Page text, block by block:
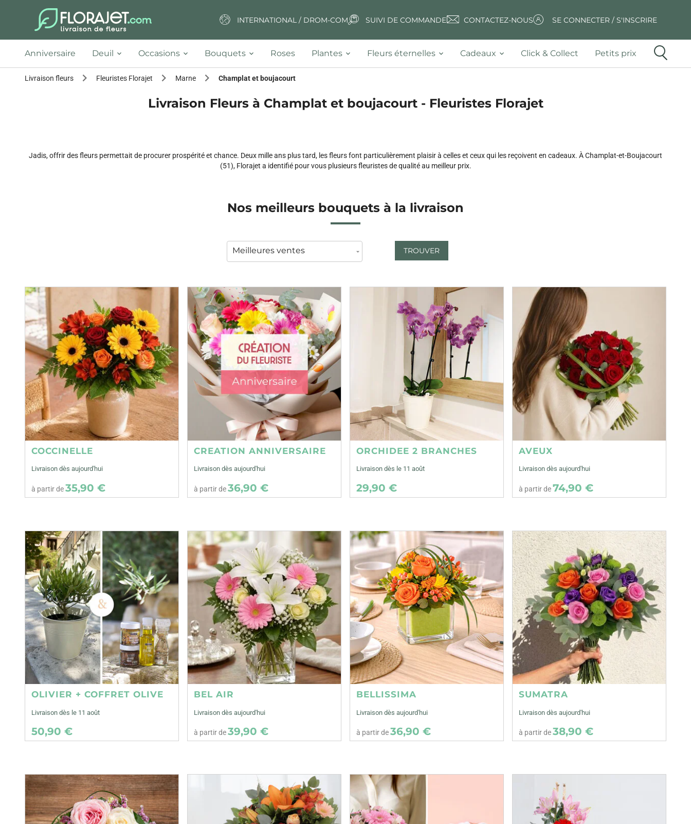
INTERNATIONAL / DROM-COM SUIVI DE COMMANDE CONTACTEZ-NOUS SE CONNECTER / S'INSCRIRE
Anniversaire Deuil Occasions Bouquets Roses Plantes Fleurs éternelles Cadeaux Click & Collect Petits prix
Livraison fleurs Fleuristes Florajet Marne Champlat et boujacourt
Livraison Fleurs à Champlat et boujacourt - Fleuristes Florajet
Jadis, offrir des fleurs permettait de procurer prospérité et chance. Deux mille ans plus tard, les fleurs font particulièrement plaisir à celles et ceux qui les reçoivent en cadeaux. À Champlat-et-Boujacourt
(51), Florajet a identifié pour vous plusieurs fleuristes de qualité au meilleur prix.
Nos meilleurs bouquets à la livraison
TROUVER
COCCINELLE
Livraison dès aujourd'hui
à partir de35,90 €
CREATION ANNIVERSAIRE
Livraison dès aujourd'hui
à partir de36,90 €
ORCHIDEE 2 BRANCHES
Livraison dès le 11 août
29,90 €
AVEUX
Livraison dès aujourd'hui
à partir de74,90 €
OLIVIER + COFFRET OLIVE
Livraison dès le 11 août
50,90 €
BEL AIR
Livraison dès aujourd'hui
à partir de39,90 €
BELLISSIMA
Livraison dès aujourd'hui
à partir de36,90 €
SUMATRA
Livraison dès aujourd'hui
à partir de38,90 €